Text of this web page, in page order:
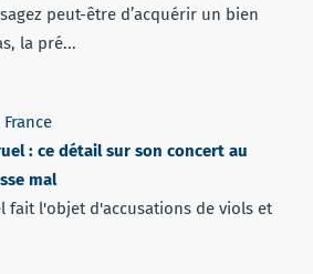
peut-être d’acquérir un bien
la pré...
France
: ce détail sur son concert au
mal
fait l'objet d'accusations de viols et